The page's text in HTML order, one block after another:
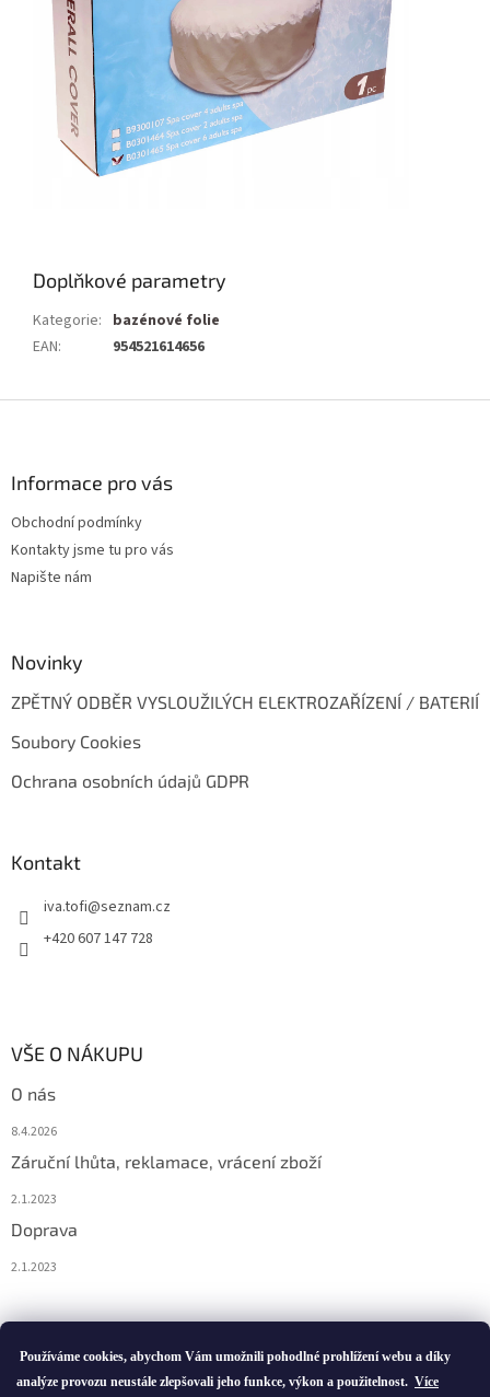
Používáme cookies, abychom Vám umožnili pohodlné prohlížení webu a díky
analýze provozu neustále zlepšovali jeho funkce, výkon a použitelnost. Více
Doplňkové parametry
Kategorie: bazénové folie
EAN: 954521614656
Informace pro vás
Obchodní podmínky
Kontakty jsme tu pro vás
Napište nám
Novinky
ZPĚTNÝ ODBĚR VYSLOUŽILÝCH ELEKTROZAŘÍZENÍ / BATERIÍ
Soubory Cookies
Ochrana osobních údajů GDPR
Kontakt
iva.tofi@seznam.cz
+420 607 147 728
VŠE O NÁKUPU
O nás
8.4.2026
Záruční lhůta, reklamace, vrácení zboží
2.1.2023
Doprava
2.1.2023
Vytvořil Shoptet